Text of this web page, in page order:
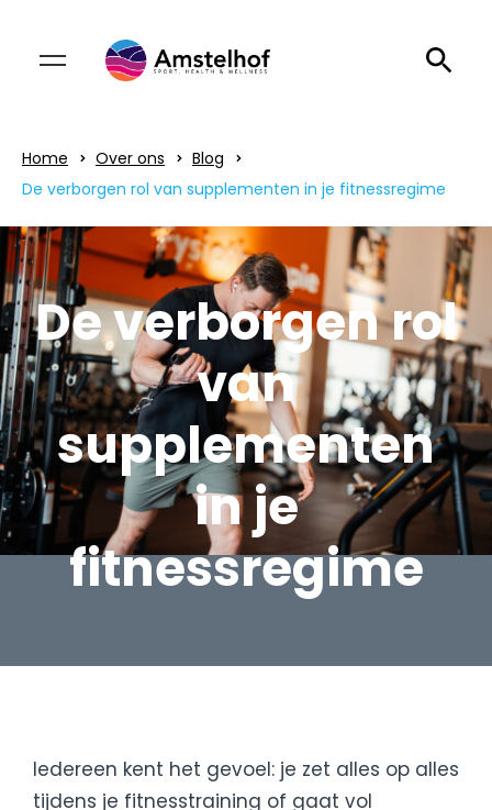
Home Over ons
Blog
De verborgen rol van supplementen in je fitnessregime
De verborgen rol
van
supplementen
in je
fitnessregime
Iedereen kent het gevoel: je zet alles op alles
tijdens je fitnesstraining of gaat vol